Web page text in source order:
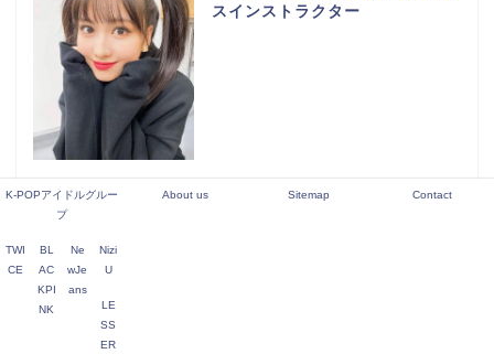
スインストラクター
4
元LE SSERAFIM キム・ガラム
5
K-POPアイドルグルー
プ
TWI
CE
BL
AC
KPI
NK
Ne
wJe
ans
Nizi
U
LE
SS
ER
About us Sitemap Contact